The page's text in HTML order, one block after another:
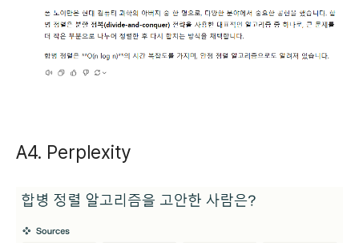
A4. Perplexity